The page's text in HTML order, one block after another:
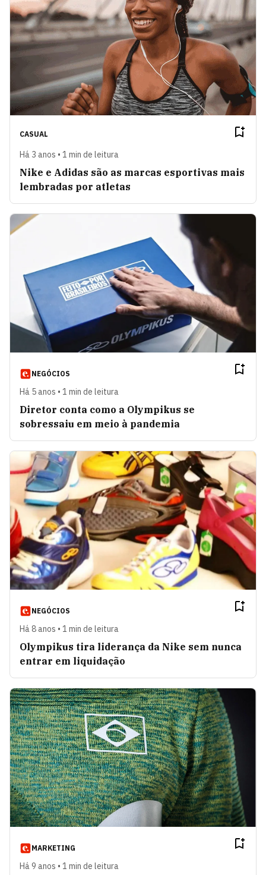
CASUAL
Há 3 anos • 1 min de leitura
Nike e Adidas são as marcas esportivas mais
lembradas por atletas
NEGÓCIOS
Há 5 anos • 1 min de leitura
Diretor conta como a Olympikus se
sobressaiu em meio à pandemia
NEGÓCIOS
Há 8 anos • 1 min de leitura
Olympikus tira liderança da Nike sem nunca
entrar em liquidação
MARKETING
Há 9 anos • 1 min de leitura